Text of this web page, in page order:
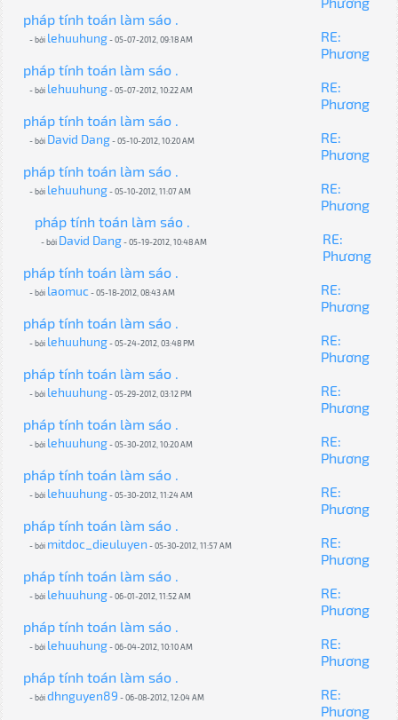
pháp tính toán làm sáo .
- bởi lehuuhung- 05-07-2012, 09:18 AM
RE:
Phương
pháp tính toán làm sáo .
- bởi lehuuhung- 05-07-2012, 10:22 AM
RE:
Phương
pháp tính toán làm sáo .
- bởi David Dang- 05-10-2012, 10:20 AM
RE:
Phương
pháp tính toán làm sáo .
- bởi lehuuhung- 05-10-2012, 11:07 AM
RE:
Phương
pháp tính toán làm sáo .
- bởi David Dang- 05-19-2012, 10:48 AM
RE:
Phương
pháp tính toán làm sáo .
- bởi laomuc- 05-18-2012, 08:43 AM
RE:
Phương
pháp tính toán làm sáo .
- bởi lehuuhung- 05-24-2012, 03:48 PM
RE:
Phương
pháp tính toán làm sáo .
- bởi lehuuhung- 05-29-2012, 03:12 PM
RE:
Phương
pháp tính toán làm sáo .
- bởi lehuuhung- 05-30-2012, 10:20 AM
RE:
Phương
pháp tính toán làm sáo .
- bởi lehuuhung- 05-30-2012, 11:24 AM
RE:
Phương
pháp tính toán làm sáo .
- bởi mitdoc_dieuluyen - 05-30-2012, 11:57 AM
RE:
Phương
pháp tính toán làm sáo .
- bởi lehuuhung- 06-01-2012, 11:52 AM
RE:
Phương
pháp tính toán làm sáo .
- bởi lehuuhung- 06-04-2012, 10:10 AM
RE:
Phương
pháp tính toán làm sáo .
- bởidhnguyen89 - 06-08-2012, 12:04 AM
RE:
Phương